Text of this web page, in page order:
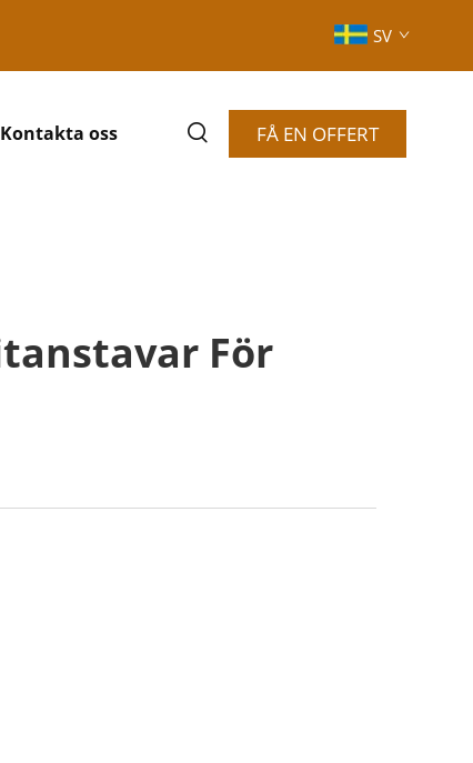
SV
Kontakta oss FÅ EN OFFERT
För